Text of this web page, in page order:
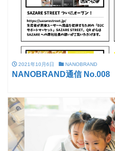
2021年10月6日 NANOBRAND
NANOBRAND通信 No.008